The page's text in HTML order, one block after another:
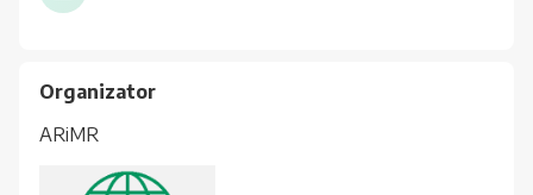
Organizator
ARiMR